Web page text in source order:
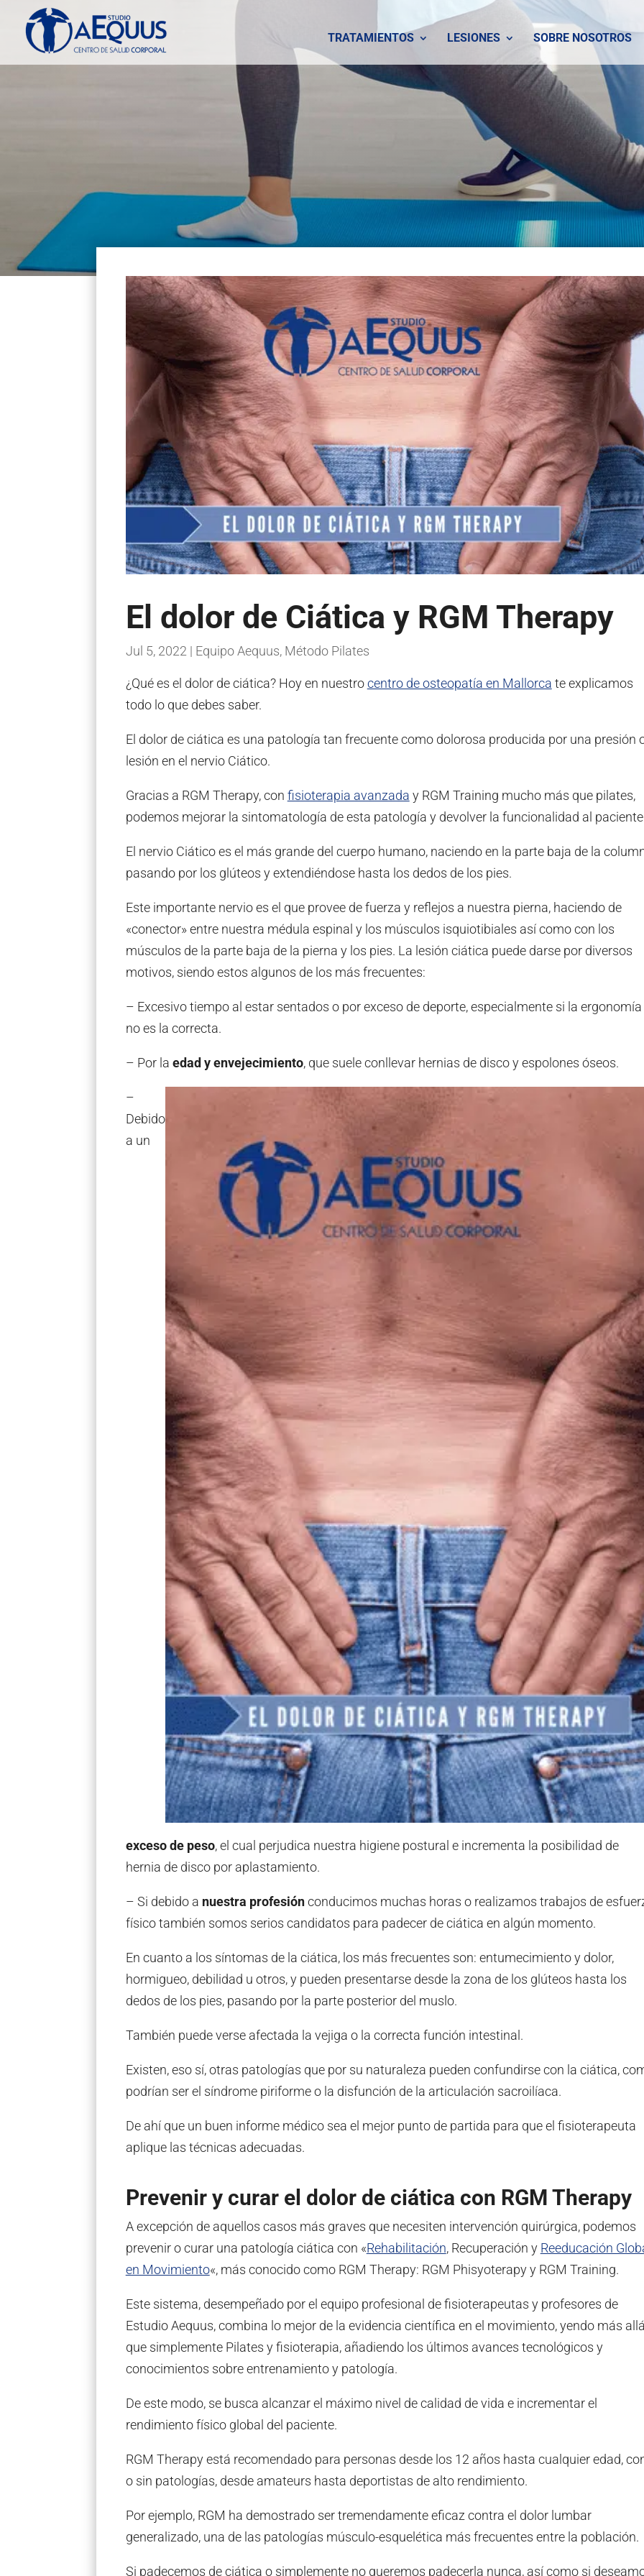
TRATAMIENTOS LESIONES SOBRE NOSOTROS
El dolor de Ciática y RGM Therapy
Jul 5, 2022| Equipo Aequus, Método Pilates
¿Qué es el dolor de ciática? Hoy en nuestrocentro de osteopatía en Mallorca te explicamos
todo lo que debes saber.
El dolor de ciática es una patología tan frecuente como dolorosa producida por una presión
lesión en el nervio Ciático.
Gracias a RGM Therapy, con fisioterapia avanzada y RGM Training mucho más que pilates,
podemos mejorar la sintomatología de esta patología y devolver la funcionalidad al
El nervio Ciático es el más grande del cuerpo humano, naciendo en la parte baja de la
pasando por los glúteos y extendiéndose hasta los dedos de los pies.
Este importante nervio es el que provee de fuerza y reflejos a nuestra pierna, haciendo de
«conector» entre nuestra médula espinal y los músculos isquiotibiales así como con los
músculos de la parte baja de la pierna y los pies. La lesión ciática puede darse por diversos
motivos, siendo estos algunos de los más frecuentes:
– Excesivo tiempo al estar sentados o por exceso de deporte, especialmente si la ergonomía
no es la correcta.
– Por la edad y envejecimiento, que suele conllevar hernias de disco y espolones óseos.
–
Debido
a un
exceso de peso, el cual perjudica nuestra higiene postural e incrementa la posibilidad de
hernia de disco por aplastamiento.
– Si debido a nuestra profesiónconducimos muchas horas o realizamos trabajos de
físico también somos serios candidatos para padecer de ciática en algún momento.
En cuanto a los síntomas de la ciática, los más frecuentes son: entumecimiento y dolor,
hormigueo, debilidad u otros, y pueden presentarse desde la zona de los glúteos hasta los
dedos de los pies, pasando por la parte posterior del muslo.
También puede verse afectada la vejiga o la correcta función intestinal.
Existen, eso sí, otras patologías que por su naturaleza pueden confundirse con la ciática,
podrían ser el síndrome piriforme o la disfunción de la articulación sacroilíaca.
De ahí que un buen informe médico sea el mejor punto de partida para que el fisioterapeuta
aplique las técnicas adecuadas.
Prevenir y curar el dolor de ciática con RGM Therapy
A excepción de aquellos casos más graves que necesiten intervención quirúrgica, podemos
prevenir o curar una patología ciática con «Rehabilitación, Recuperación y Reeducación
en Movimiento«, más conocido como RGM Therapy: RGM Phisyoterapy y RGM Training.
Este sistema, desempeñado por el equipo profesional de fisioterapeutas y profesores de
Estudio Aequus, combina lo mejor de la evidencia científica en el movimiento, yendo más
que simplemente Pilates y fisioterapia, añadiendo los últimos avances tecnológicos y
conocimientos sobre entrenamiento y patología.
De este modo, se busca alcanzar el máximo nivel de calidad de vida e incrementar el
rendimiento físico global del paciente.
RGM Therapy está recomendado para personas desde los 12 años hasta cualquier edad,
o sin patologías, desde amateurs hasta deportistas de alto rendimiento.
Por ejemplo, RGM ha demostrado ser tremendamente eficaz contra el dolor lumbar
generalizado, una de las patologías músculo-esquelética más frecuentes entre la población.
Si padecemos de ciática o simplemente no queremos padecerla nunca, así como si